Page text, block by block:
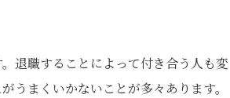
退職することによって付き合う人も変
うまくいかないことが多々あります。